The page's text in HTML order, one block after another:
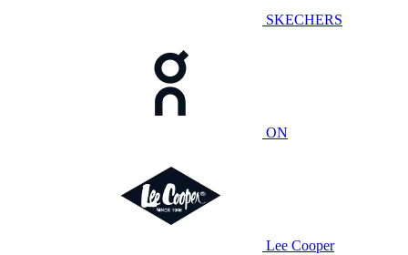
SKECHERS
ON
Lee Cooper